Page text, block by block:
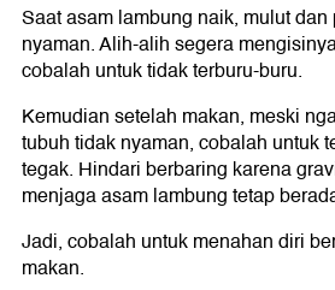
Saat asam lambung naik, mulut
nyaman. Alih-alih segera
cobalah untuk tidak terburu-buru.
Kemudian setelah makan, meski
tubuh tidak nyaman, cobalah untuk
tegak. Hindari berbaring karena
menjaga asam lambung tetap
Jadi, cobalah untuk menahan diri
makan.